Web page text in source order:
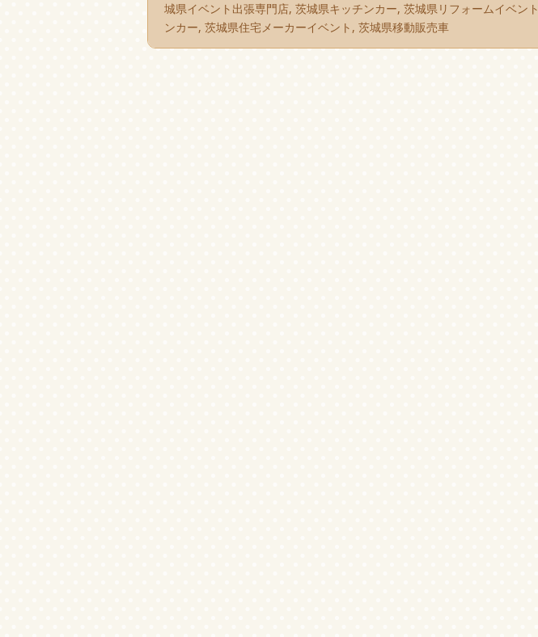
城県イベント出張専門店, 茨城県キッチンカー, 茨城県リフォームイベント
ンカー, 茨城県住宅メーカーイベント , 茨城県移動販売車